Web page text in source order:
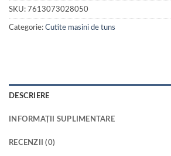
SKU: 7613073028050
Categorie: Cutite masini de tuns
DESCRIERE
INFORMAȚII SUPLIMENTARE
RECENZII (0)